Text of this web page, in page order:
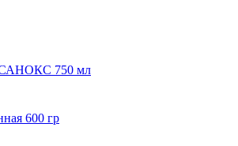
САНОКС 750 мл
600 гр